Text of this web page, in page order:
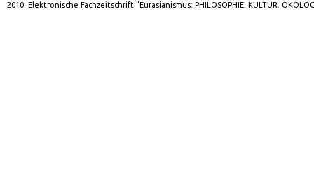
2010. Elektronische Fachzeitschrift "Eurasianismus: PHILOSOPHIE. KULTUR.